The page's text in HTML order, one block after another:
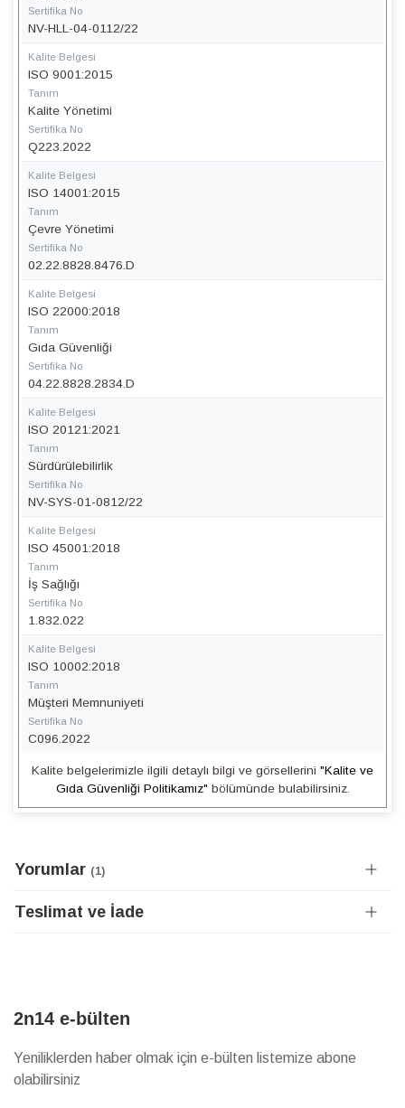
Sertifika No
NV-HLL-04-0112/22
Kalite Belgesi
ISO 9001:2015
Tanım
Kalite Yönetimi
Sertifika No
Q223.2022
Kalite Belgesi
ISO 14001:2015
Tanım
Çevre Yönetimi
Sertifika No
02.22.8828.8476.D
Kalite Belgesi
ISO 22000:2018
Tanım
Gıda Güvenliği
Sertifika No
04.22.8828.2834.D
Kalite Belgesi
ISO 20121:2021
Tanım
Sürdürülebilirlik
Sertifika No
NV-SYS-01-0812/22
Kalite Belgesi
ISO 45001:2018
Tanım
İş Sağlığı
Sertifika No
1.832.022
Kalite Belgesi
ISO 10002:2018
Tanım
Müşteri Memnuniyeti
Sertifika No
C096.2022
Kalite belgelerimizle ilgili detaylı bilgi ve görsellerini "Kalite ve
Gıda Güvenliği Politikamız" bölümünde bulabilirsiniz.
Yorumlar 1
Teslimat ve İade
2n14 e-bülten
Yeniliklerden haber olmak için e-bülten listemize abone
olabilirsiniz